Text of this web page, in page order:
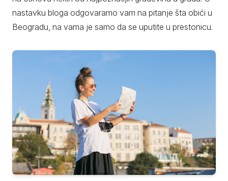
nastavku bloga odgovaramo vam na pitanje šta obići u
Beogradu, na vama je samo da se uputite u prestonicu.